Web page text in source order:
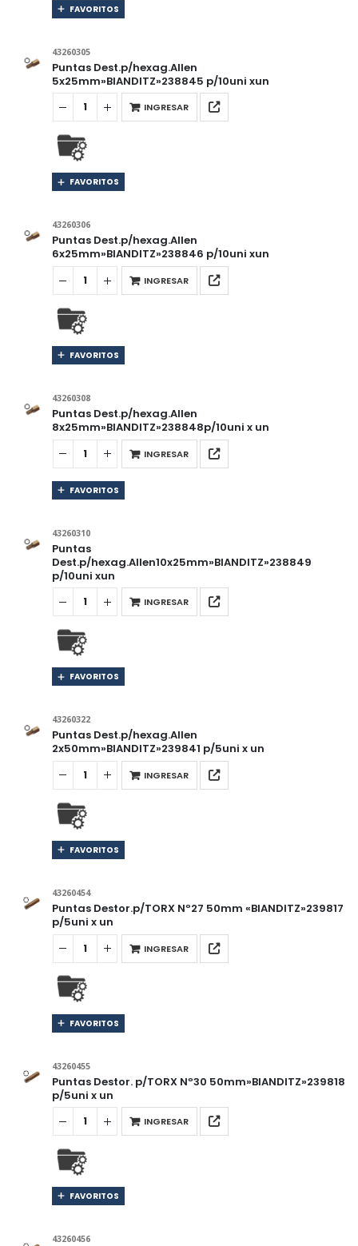
FAVORITOS
43260305
Puntas Dest.p/hexag.Allen
5x25mm»BIANDITZ»238845 p/10uni xun
INGRESAR
FAVORITOS
43260306
Puntas Dest.p/hexag.Allen
6x25mm»BIANDITZ»238846 p/10uni xun
INGRESAR
FAVORITOS
43260308
Puntas Dest.p/hexag.Allen
8x25mm»BIANDITZ»238848p/10uni x un
INGRESAR
FAVORITOS
43260310
Puntas
Dest.p/hexag.Allen10x25mm»BIANDITZ»238849
p/10uni xun
INGRESAR
FAVORITOS
43260322
Puntas Dest.p/hexag.Allen
2x50mm»BIANDITZ»239841 p/5uni x un
INGRESAR
FAVORITOS
43260454
Puntas Destor.p/TORX Nº27 50mm «BIANDITZ»239817
p/5uni x un
INGRESAR
FAVORITOS
43260455
Puntas Destor. p/TORX Nº30 50mm»BIANDITZ»239818
p/5uni x un
INGRESAR
FAVORITOS
43260456